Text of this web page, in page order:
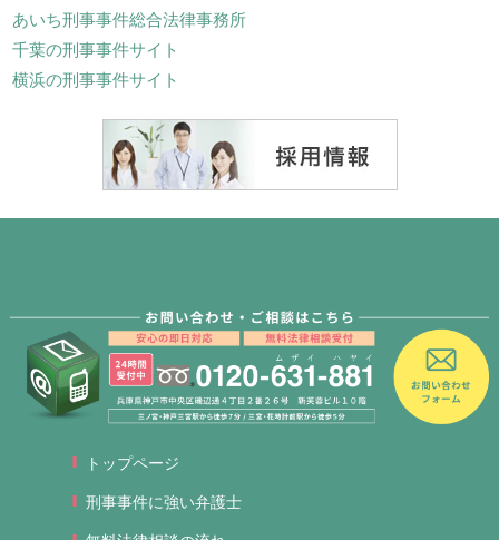
あいち刑事事件総合法律事務所
千葉の刑事事件サイト
横浜の刑事事件サイト
トップページ
刑事事件に強い弁護士